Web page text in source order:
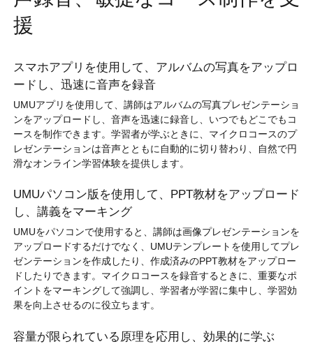
援
スマホアプリを使用して、アルバムの写真をアップロ
ードし、迅速に音声を録音
UMUアプリを使用して、講師はアルバムの写真プレゼンテーショ
ンをアップロードし、音声を迅速に録音し、いつでもどこでもコ
ースを制作できます。学習者が学ぶときに、マイクロコースのプ
レゼンテーションは音声とともに自動的に切り替わり、自然で円
滑なオンライン学習体験を提供します。
UMUパソコン版を使用して、PPT教材をアップロード
し、講義をマーキング
UMUをパソコンで使用すると、講師は画像プレゼンテーションを
アップロードするだけでなく、UMUテンプレートを使用してプレ
ゼンテーションを作成したり、作成済みのPPT教材をアップロー
ドしたりできます。マイクロコースを録音するときに、重要なポ
イントをマーキングして強調し、学習者が学習に集中し、学習効
果を向上させるのに役立ちます。
容量が限られている原理を応用し、効果的に学ぶ